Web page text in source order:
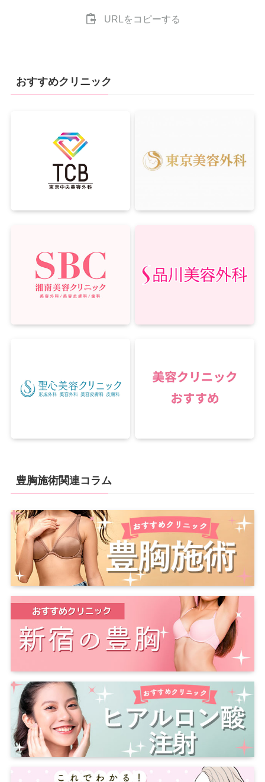
URLをコピーする
おすすめクリニック
豊胸施術関連コラム